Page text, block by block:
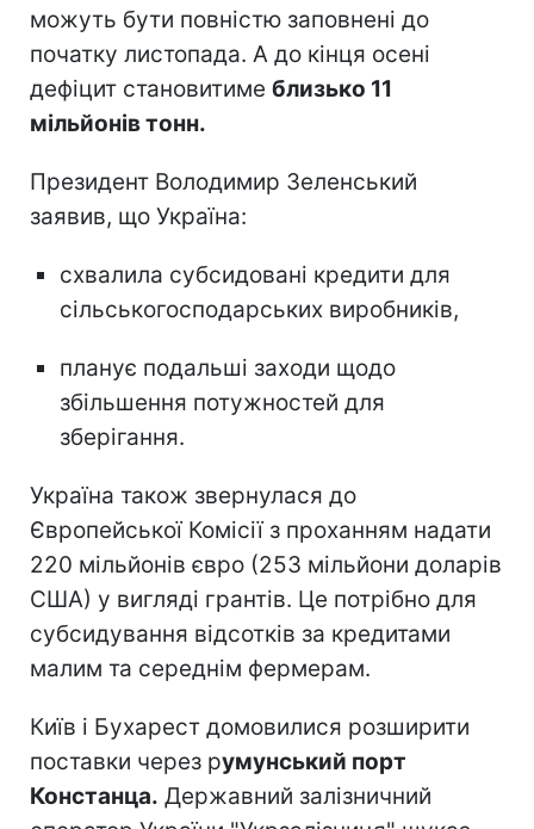
можуть бути повністю заповнені до
початку листопада. А до кінця осені
дефіцит становитиме близько 11
мільйонів тонн.
Президент Володимир Зеленський
заявив, що Україна:
схвалила субсидовані кредити для
сільськогосподарських виробників,
планує подальші заходи щодо
збільшення потужностей для
зберігання.
Україна також звернулася до
Європейської Комісії з проханням надати
220 мільйонів євро (253 мільйони доларів
США) у вигляді грантів. Це потрібно для
субсидування відсотків за кредитами
малим та середнім фермерам.
Київ і Бухарест домовилися розширити
поставки через румунський порт
Констанца. Державний залізничний